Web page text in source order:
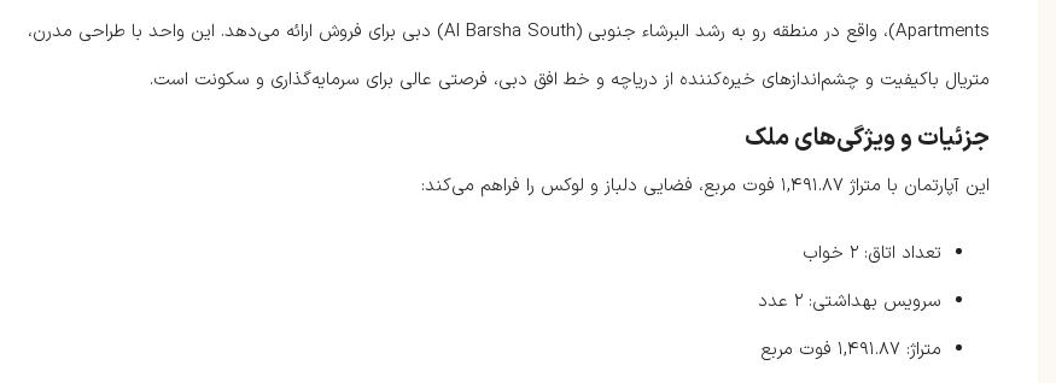
Apartments)، واقع در منطقه رو به رشد البرشاء جنوبی (Al Barsha South) دبی برای فروش ارائه می‌دهد. این واحد با طراحی مدرن،
متریال باکیفیت و چشم‌اندازهای خیره‌کننده از دریاچه و خط افق دبی، فرصتی عالی برای سرمایه‌گذاری و سکونت است.
جزئیات و ویژگی‌های ملک
این آپارتمان با متراژ ۱,۴۹۱.۸۷ فوت مربع، فضایی دلباز و لوکس را فراهم می‌کند:
تعداد اتاق: ۲ خواب
سرویس بهداشتی: ۲ عدد
متراژ: ۱,۴۹۱.۸۷ فوت مربع